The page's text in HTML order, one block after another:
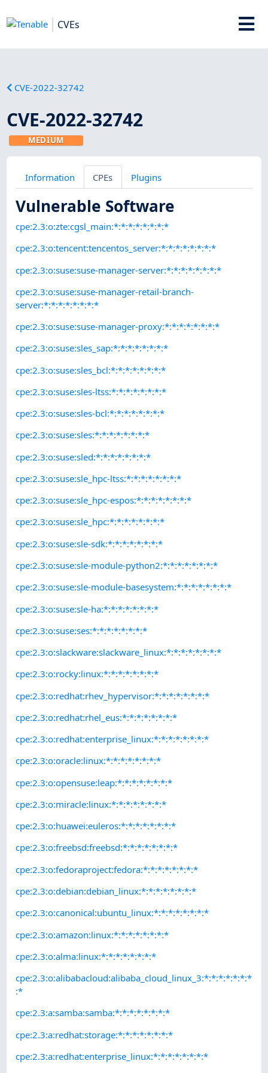
CVEs
CVE-2022-32742
CVE-2022-32742
MEDIUM
Information CPEs Plugins
Vulnerable Software
cpe:2.3:o:zte:cgsl_main:*:*:*:*:*:*:*:*
cpe:2.3:o:tencent:tencentos_server:*:*:*:*:*:*:*:*
cpe:2.3:o:suse:suse-manager-server:*:*:*:*:*:*:*:*
cpe:2.3:o:suse:suse-manager-retail-branch-
server:*:*:*:*:*:*:*:*
cpe:2.3:o:suse:suse-manager-proxy:*:*:*:*:*:*:*:*
cpe:2.3:o:suse:sles_sap:*:*:*:*:*:*:*:*
cpe:2.3:o:suse:sles_bcl:*:*:*:*:*:*:*:*
cpe:2.3:o:suse:sles-ltss:*:*:*:*:*:*:*:*
cpe:2.3:o:suse:sles-bcl:*:*:*:*:*:*:*:*
cpe:2.3:o:suse:sles:*:*:*:*:*:*:*:*
cpe:2.3:o:suse:sled:*:*:*:*:*:*:*:*
cpe:2.3:o:suse:sle_hpc-ltss:*:*:*:*:*:*:*:*
cpe:2.3:o:suse:sle_hpc-espos:*:*:*:*:*:*:*:*
cpe:2.3:o:suse:sle_hpc:*:*:*:*:*:*:*:*
cpe:2.3:o:suse:sle-sdk:*:*:*:*:*:*:*:*
cpe:2.3:o:suse:sle-module-python2:*:*:*:*:*:*:*:*
cpe:2.3:o:suse:sle-module-basesystem:*:*:*:*:*:*:*:*
cpe:2.3:o:suse:sle-ha:*:*:*:*:*:*:*:*
cpe:2.3:o:suse:ses:*:*:*:*:*:*:*:*
cpe:2.3:o:slackware:slackware_linux:*:*:*:*:*:*:*:*
cpe:2.3:o:rocky:linux:*:*:*:*:*:*:*:*
cpe:2.3:o:redhat:rhev_hypervisor:*:*:*:*:*:*:*:*
cpe:2.3:o:redhat:rhel_eus:*:*:*:*:*:*:*:*
cpe:2.3:o:redhat:enterprise_linux:*:*:*:*:*:*:*:*
cpe:2.3:o:oracle:linux:*:*:*:*:*:*:*:*
cpe:2.3:o:opensuse:leap:*:*:*:*:*:*:*:*
cpe:2.3:o:miracle:linux:*:*:*:*:*:*:*:*
cpe:2.3:o:huawei:euleros:*:*:*:*:*:*:*:*
cpe:2.3:o:freebsd:freebsd:*:*:*:*:*:*:*:*
cpe:2.3:o:fedoraproject:fedora:*:*:*:*:*:*:*:*
cpe:2.3:o:debian:debian_linux:*:*:*:*:*:*:*:*
cpe:2.3:o:canonical:ubuntu_linux:*:*:*:*:*:*:*:*
cpe:2.3:o:amazon:linux:*:*:*:*:*:*:*:*
cpe:2.3:o:alma:linux:*:*:*:*:*:*:*:*
cpe:2.3:o:alibabacloud:alibaba_cloud_linux_3:*:*:*:*:*:*:*
:*
cpe:2.3:a:samba:samba:*:*:*:*:*:*:*:*
cpe:2.3:a:redhat:storage:*:*:*:*:*:*:*:*
cpe:2.3:a:redhat:enterprise_linux:*:*:*:*:*:*:*:*